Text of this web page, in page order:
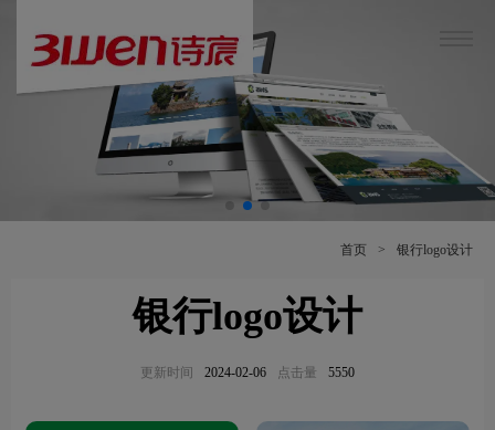
首页 > 银行logo设计
银行logo设计
更新时间 2024-02-06 点击量 5550